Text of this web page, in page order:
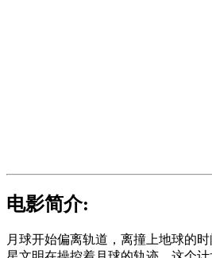
电影简介:
月球开始偏离轨道，离撞上地球的